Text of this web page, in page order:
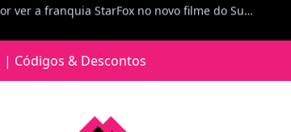
Jorge Loureiro | Fearme diz: A versão da Switch 2 tem censura... mas também não perdes muito.
comprar para a Switch 2 :P
Jorge Loureiro | Fearme diz: Boas, obrigado pelo teu comentário. Talvez seja verdade que a Microsoft está a tentar redefinir o futuro dos jogos, mas para uma marca que já trocou de estratégia tantas vezes, é difícil acreditar em mais uma virada de direção. Basta lembrar do Kinect, da aposta no cloud gaming, ou mesmo do discurso de que os exclusivos eram "essenciais": todas essas promessas acabaram por perder força com o tempo. Além disso, há um ponto chave que estás a ignorar: as consolas Xbox. Está à vista que foram praticamente abandonadas. Quem comprou uma Xbox Series X a pensar que ia ser a máquina indispensável para jogar exclusivos, ficou a arder, porque hoje esses jogos chegam também ao PC e, cada vez mais, até à concorrência. Isso mina a identidade da marca e enfraquece a confiança dos jogadores. A PlayStation até pode estar a lançar alguns jogos na Xbox como o Helldivers 2, mas não é o catálogo inteiro. Desta forma, as consolas PS5 continuam a ter valor.
| Códigos & Descontos